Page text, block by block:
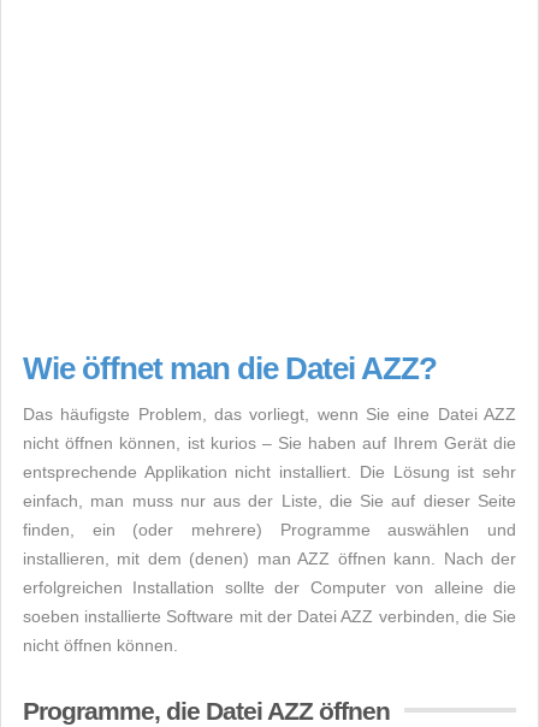
Wie öffnet man die Datei AZZ?
Das häufigste Problem, das vorliegt, wenn Sie eine Datei AZZ
nicht öffnen können, ist kurios – Sie haben auf Ihrem Gerät die
entsprechende Applikation nicht installiert. Die Lösung ist sehr
einfach, man muss nur aus der Liste, die Sie auf dieser Seite
finden, ein (oder mehrere) Programme auswählen und
installieren, mit dem (denen) man AZZ öffnen kann. Nach der
erfolgreichen Installation sollte der Computer von alleine die
soeben installierte Software mit der Datei AZZ verbinden, die Sie
nicht öffnen können.
Programme, die Datei AZZ öffnen